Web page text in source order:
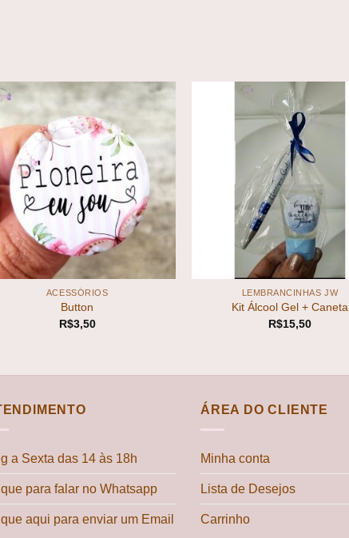
wishlist
ACESSÓRIOS
Button
R$3,50
LEMBRANCINHAS JW
Kit Álcool Gel + Caneta
R$15,50
a Sexta das 14 às 18h
para falar no Whatsapp
aqui para enviar um Email
ÁREA DO CLIENTE
Minha conta
Lista de Desejos
Carrinho